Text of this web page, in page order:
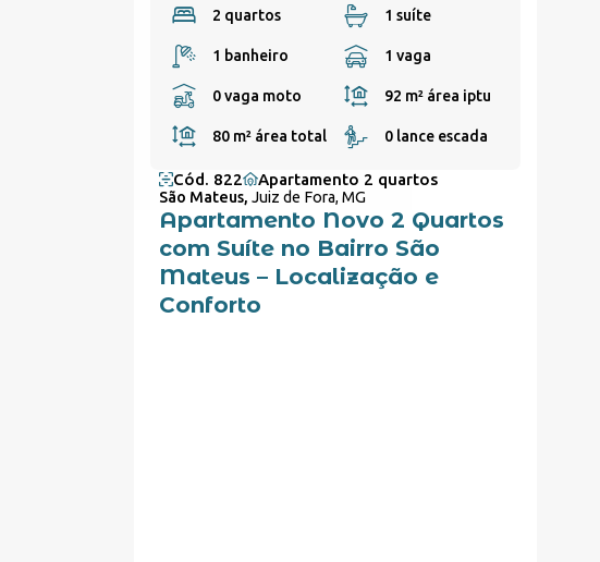
2 quartos 1 suíte
1 banheiro 1 vaga
0 vaga moto 92 m² área iptu
80 m² área total 0 lance escada
Cód. 822 Apartamento 2 quartos
São Mateus, Juiz de Fora, MG
Apartamento Novo 2 Quartos
com Suíte no Bairro São
Mateus – Localização e
Conforto